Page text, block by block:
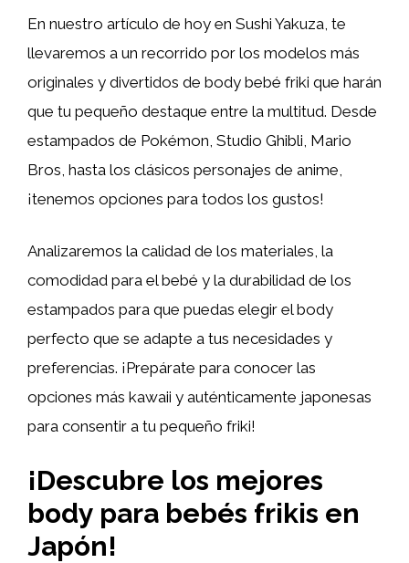
En nuestro artículo de hoy en Sushi Yakuza, te
llevaremos a un recorrido por los modelos más
originales y divertidos de body bebé friki que harán
que tu pequeño destaque entre la multitud. Desde
estampados de Pokémon, Studio Ghibli, Mario
Bros, hasta los clásicos personajes de anime,
¡tenemos opciones para todos los gustos!
Analizaremos la calidad de los materiales, la
comodidad para el bebé y la durabilidad de los
estampados para que puedas elegir el body
perfecto que se adapte a tus necesidades y
preferencias. ¡Prepárate para conocer las
opciones más kawaii y auténticamente japonesas
para consentir a tu pequeño friki!
¡Descubre los mejores
body para bebés frikis en
Japón!